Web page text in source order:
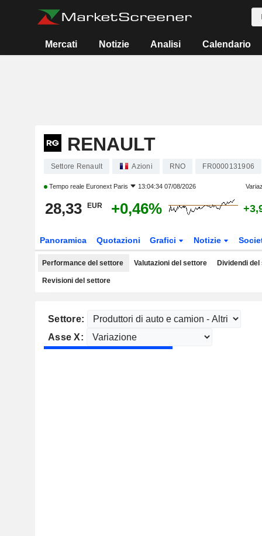
Mercati Notizie Analisi Calendario
RENAULT
Settore Renault Azioni RNO FR0000131906
Tempo reale Euronext Paris 13:04:34 07/08/2026
28,33 EUR +0,46%
Panoramica Quotazioni Grafici Notizie
Performance del settore Valutazioni del settore Dividendi
Revisioni del settore
Settore:
Asse X: